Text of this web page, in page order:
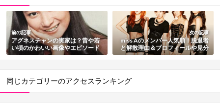
前の記事
アグネスチャンの実家は？昔や若
い頃のかわいい画像やエピソード
を総まとめ【動画あり】
次の記事
miss Aのメンバー人気順！脱退者
と解散理由＆プロフィールや見分
け方も紹介
同じカテゴリーのアクセスランキング